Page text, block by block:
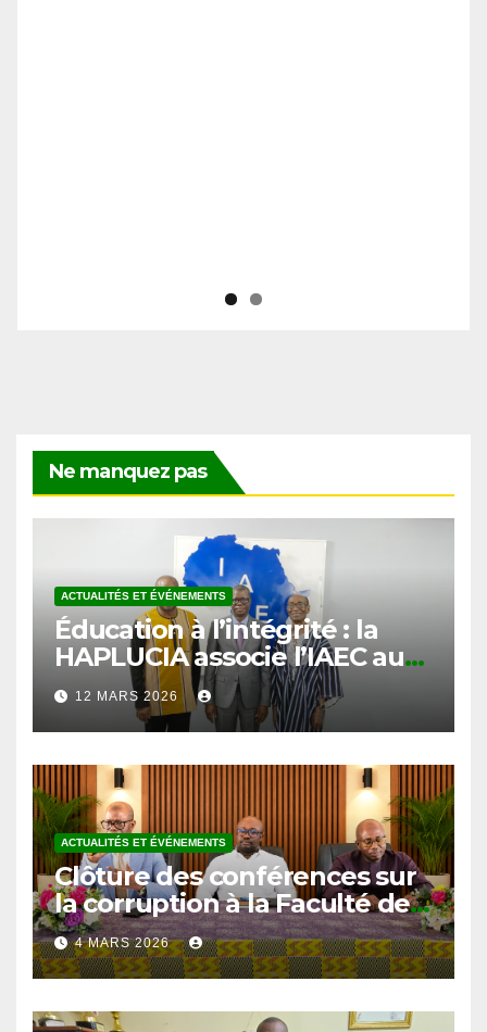
ACTUALITÉS ET ÉVÉNEMENTS
Éducation à l’intégrité : la
HAPLUCIA associe l’IAEC au
prétest du programme
anticorruption
12 MARS 2026
ACTUALITÉS ET ÉVÉNEMENTS
Clôture des conférences sur
la corruption à la Faculté de
Droit et des Sciences
Politiques de l’Université de
Kara
4 MARS 2026